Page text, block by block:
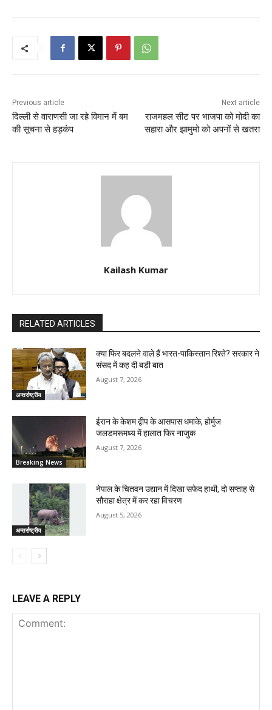
Previous article
दिल्ली से वाराणसी जा रहे विमान में बम
की सूचना से हड़कंप
Next article
राजमहल सीट पर भाजपा को मोदी का
सहारा और झामुमो को अपनों से खतरा
Kailash Kumar
RELATED ARTICLES
अन्तर्राष्ट्रीय
क्या फिर बदलने वाले हैं भारत-पाकिस्तान रिश्ते? सरकार ने
संसद में कह दी बड़ी बात
August 7, 2026
Breaking News
ईरान के केशम द्वीप के आसपास धमाके, होर्मुज
जलडमरूमध्य में हालात फिर नाजुक
August 7, 2026
अन्तर्राष्ट्रीय
नेपाल के चितवन उद्यान में दिखा सफेद हाथी, दो सप्ताह से
सौराहा क्षेत्र में कर रहा विचरण
August 5, 2026
LEAVE A REPLY